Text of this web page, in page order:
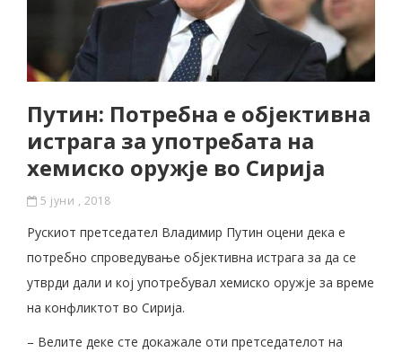
Путин: Потребна е објективна
истрага за употребата на
хемиско оружје во Сирија
5 јуни , 2018
Рускиот претседател Владимир Путин оцени дека е
потребно спроведување објективна истрага за да се
утврди дали и кој употребувал хемиско оружје за време
на конфликтот во Сирија.
– Велите деке сте докажале оти претседателот на